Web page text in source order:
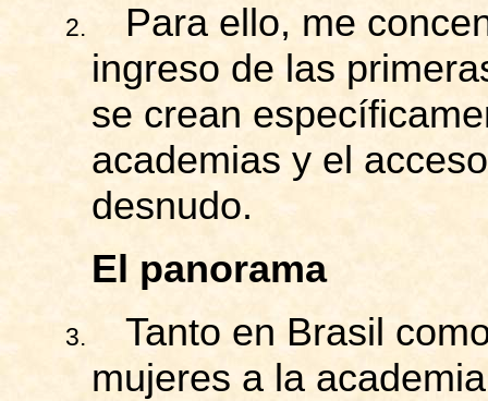
2.
Para ello, me
ingreso de las
se crean
academias y el
desnudo.
El panorama
3.
Tanto en Brasil
mujeres a la